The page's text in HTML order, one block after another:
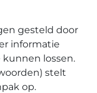
gesteld door
informatie
lossen.
stelt
op.